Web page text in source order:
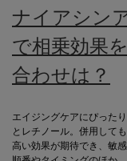
ナイアシン
で相乗効果
合わせは？
エイジングケアにぴった
とレチノール。併用して
高い効果が期待でき、敏